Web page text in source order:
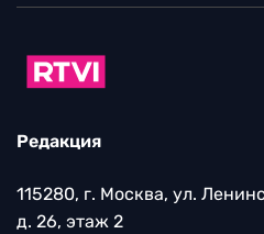
Редакция
115280, г. Москва, ул.
д. 26, этаж 2